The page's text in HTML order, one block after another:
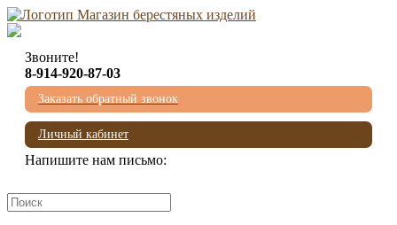
Звоните!
8-914-920-87-03
Заказать обратный звонок
Личный кабинет
Напишите нам письмо: